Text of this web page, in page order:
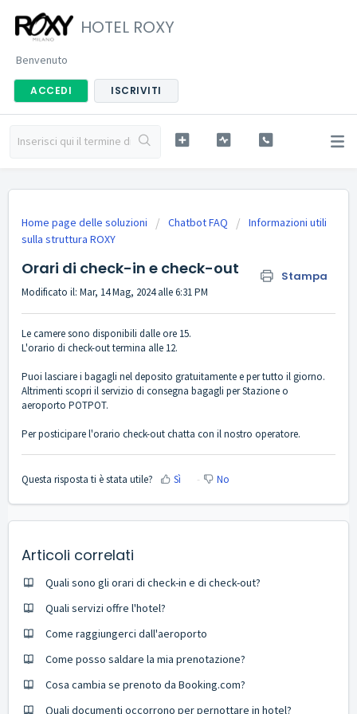
HOTEL ROXY
Benvenuto
ACCEDI ISCRIVITI
Home page delle soluzioni Chatbot FAQ
Informazioni utili
sulla struttura ROXY
Orari di check-in e check-out Stampa
Modificato il: Mar, 14 Mag, 2024 alle 6:31 PM
Le camere sono disponibili dalle ore 15.
L'orario di check-out termina alle 12.
Puoi lasciare i bagagli nel deposito gratuitamente e per tutto il giorno.
Altrimenti scopri il servizio di consegna bagagli per Stazione o
aeroporto POTPOT.
Per posticipare l'orario check-out chatta con il nostro operatore.
Questa risposta ti è stata utile? Sì No
Articoli correlati
Quali sono gli orari di check-in e di check-out?
Quali servizi offre l'hotel?
Come raggiungerci dall'aeroporto
Come posso saldare la mia prenotazione?
Cosa cambia se prenoto da Booking.com?
Quali documenti occorrono per pernottare in hotel?